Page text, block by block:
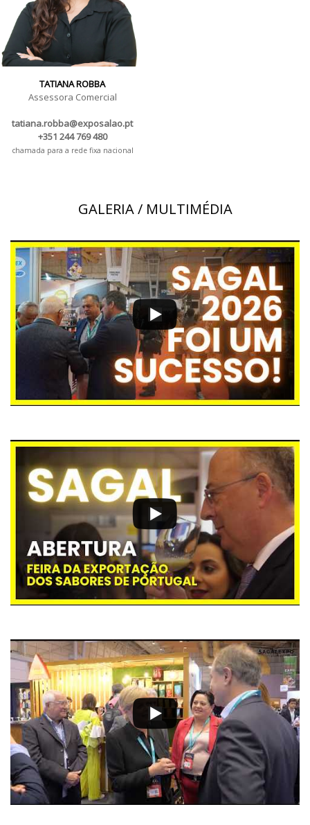
TATIANA ROBBA
Assessora Comercial
tatiana.robba@exposalao.pt
+351 244 769 480
chamada para a rede fixa nacional
GALERIA / MULTIMÉDIA